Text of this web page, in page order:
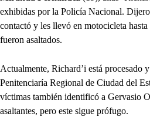
exhibidas por la Policía Nacional.
contactó y les llevó en motocicleta
fueron asaltados.
Actualmente, Richard’i está procesado
Penitenciaría Regional de Ciudad del
víctimas también identificó a Gervasio
asaltantes, pero este sigue prófugo.